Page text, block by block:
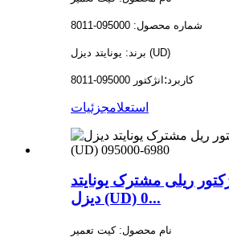
شماره محصول: 095000-8011
برند: یونایتد دیزل (UD)
کاربرد :انژکتور 095000-8011
استعلامجزئیات
ریلی مشترک یونایتد
دیزل (UD) 0...
نام محصول: کیت تعمیر